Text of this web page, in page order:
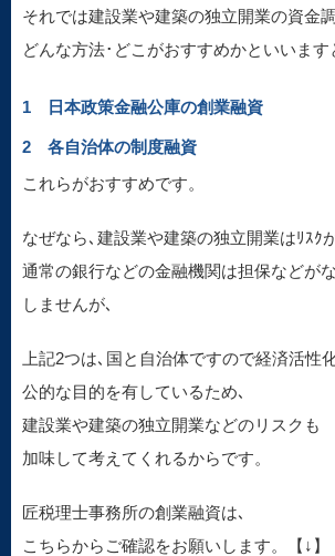
それでは建設業や建築の独立開業の資金
どんな方法･どこがおすすめかといいます
1 日本政策金融公庫の創業融資
2 各自治体の制度融資
これらがおすすめです。
なぜなら､建設業や建築の独立開業はﾘｽｸ
通常の銀行などの金融機関は担保などが
しませんが､
上記2つは､国と自治体ですので経済活性
公的な目的を有しているため､
建設業や建築の独立開業などのリスクも
加味して考えてくれるからです。
匠税理士事務所の創業融資は､
こちらからご確認をお願いします。【↓】